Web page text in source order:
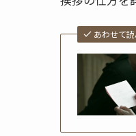
あわせて